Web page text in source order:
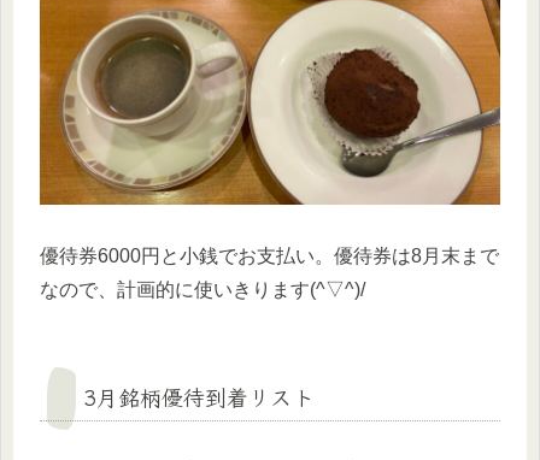
優待券6000円と小銭でお支払い。優待券は8月末まで
なので、計画的に使いきります(^▽^)/
3月銘柄優待到着リスト